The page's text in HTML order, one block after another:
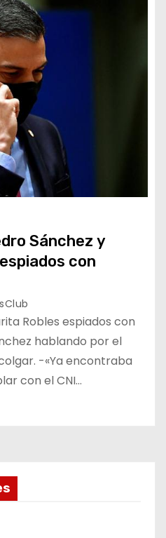
Sánchez y
con
Robles espiados con
hablando por el
-«Ya encontraba
con el CNI…